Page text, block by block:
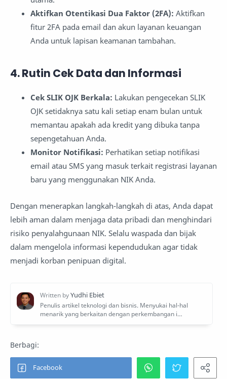
Aktifkan Otentikasi Dua Faktor (2FA): Aktifkan
fitur 2FA pada email dan akun layanan keuangan
Anda untuk lapisan keamanan tambahan.
4. Rutin Cek Data dan Informasi
Cek SLIK OJK Berkala: Lakukan pengecekan SLIK
OJK setidaknya satu kali setiap enam bulan untuk
memantau apakah ada kredit yang dibuka tanpa
sepengetahuan Anda.
Monitor Notifikasi: Perhatikan setiap notifikasi
email atau SMS yang masuk terkait registrasi layanan
baru yang menggunakan NIK Anda.
Dengan menerapkan langkah-langkah di atas, Anda dapat
lebih aman dalam menjaga data pribadi dan menghindari
risiko penyalahgunaan NIK. Selalu waspada dan bijak
dalam mengelola informasi kependudukan agar tidak
menjadi korban penipuan digital.